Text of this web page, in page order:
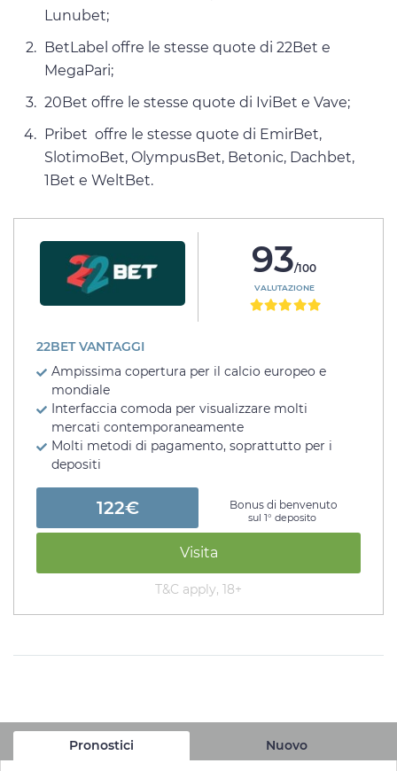
Lunubet;
BetLabel offre le stesse quote di 22Bet e
MegaPari;
20Bet offre le stesse quote di IviBet e Vave;
Pribet offre le stesse quote di EmirBet,
SlotimoBet, OlympusBet, Betonic, Dachbet,
1Bet e WeltBet.
93/100
VALUTAZIONE
22BET VANTAGGI
Ampissima copertura per il calcio europeo e
mondiale
Interfaccia comoda per visualizzare molti
mercati contemporaneamente
Molti metodi di pagamento, soprattutto per i
depositi
122€ Bonus di benvenuto
sul 1° deposito
Visita
T&C apply, 18+
Pronostici Nuovo